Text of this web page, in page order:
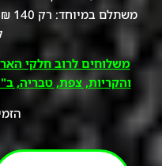
משלוחים לרוב חלקי
והקריות, צפת, טבריה,